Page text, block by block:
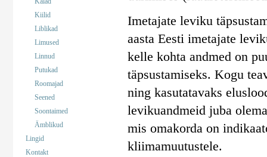
Kiilid
Liblikad
Limused
Linnud
Putukad
Roomajad
Seened
Soontaimed
Ämblikud
Lingid
Kontakt
Imetajate leviku
aasta Eesti imetajate
kelle kohta andmed on
täpsustamiseks. Kogu
ning kasutatavaks
levikuandmeid juba
mis omakorda on
kliimamuutustele.